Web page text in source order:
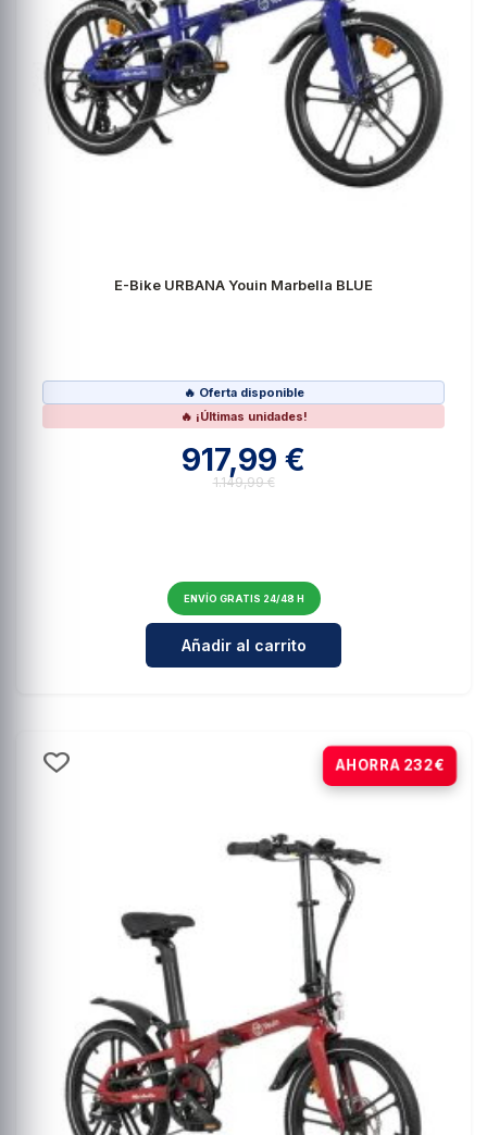
E-Bike URBANA Youin Marbella BLUE
🔥 Oferta disponible
🔥 ¡Últimas unidades!
917,99 €
1.149,99 €
ENVÍO GRATIS 24/48 H
Cantidad para E-Bike URBANA
Añadir al carrito
AHORRA 232€
-20%